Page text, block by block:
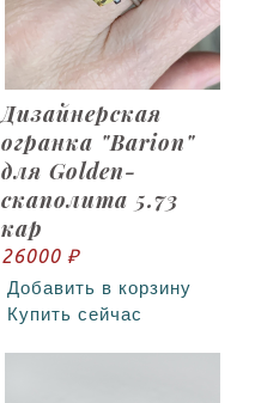
Дизайнерская
огранка "Barion"
для Golden-
скаполита 5.73
кар
26000 ₽
Добавить в корзину
Купить сейчас